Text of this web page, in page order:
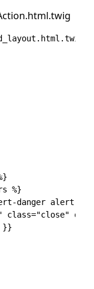
%}
danger alert-
class="close"
}}